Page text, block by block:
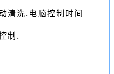
清洗.电脑控制时间
制.